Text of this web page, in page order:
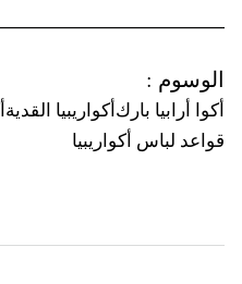
الوسوم :
أكوا أرابيا بارك أكواريبيا القدية
قواعد لباس أكواريبيا